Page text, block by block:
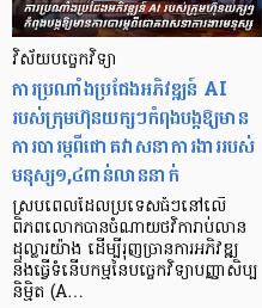
វិស័យបច្ចេកវិទ្យា
ការប្រណាំងប្រជែងអភិវឌ្ឍន៍ AI
របស់ក្រុមហ៊ុនយក្សៗកំពុងបង្កឱ្យមាន
ការបារម្ភពីជោគវាសនាការងាររបស់
មនុស្ស១,៤ពាន់លាននាក់
ស្របពេលដែលប្រទេសធំៗនៅលើ
ពិភពលោកបានចំណាយថវិការាប់លាន
ដុល្លារយ៉ាង ដើម្បីរុញច្រានការអភិវឌ្ឍ
និងធ្វើទំនើបកម្មនៃបច្ចេកវិទ្យាបញ្ញាសិប្ប
និម្មិត (A…